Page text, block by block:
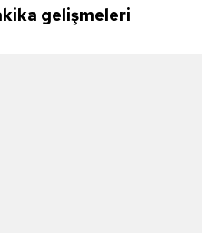
gelişmeleri